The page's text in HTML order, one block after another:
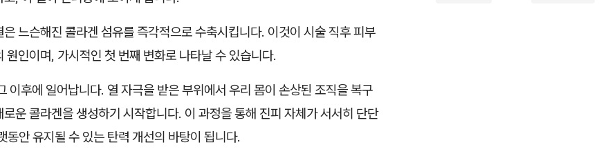
느슨해진 콜라겐 섬유를 즉각적으로 수축시킵니다. 이것이 시술 직후 피부
원인이며, 가시적인 첫 번째 변화로 나타날 수 있습니다.
이후에 일어납니다. 열 자극을 받은 부위에서 우리 몸이 손상된 조직을 복구
운 콜라겐을 생성하기 시작합니다. 이 과정을 통해 진피 자체가 서서히 단단
동안 유지될 수 있는 탄력 개선의 바탕이 됩니다.